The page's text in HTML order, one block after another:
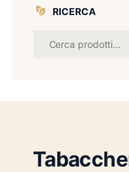
RICERCA